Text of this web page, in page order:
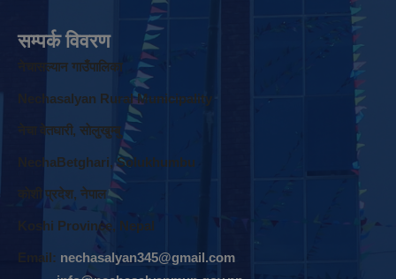
सम्पर्क विवरण
नेचासल्यान गाउँपालिका
Nechasalyan Rural Municipality
नेचा वेतघारी, साेलुखुम्बु
NechaBetghari, Solukhumbu
काेशी प्रदेश, नेपाल
Koshi Province, Nepal
Email: nechasalyan345@gmail.com